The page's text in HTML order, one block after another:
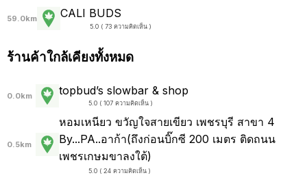
59.0km CALI BUDS
5.0 ( 73 ความคิดเห็น )
ร้านค้าใกล้เคียงทั้งหมด
0.0km topbud’s slowbar & shop
5.0 ( 107 ความคิดเห็น )
0.5km
หอมเหนียว ขวัญใจสายเขียว เพชรบุรี สาขา 4
By...PA..อาก้า(ถึงก่อนบิ๊กซี 200 เมตร ติดถนน
เพชรเกษมขาลงใต้)
5.0 ( 24 ความคิดเห็น )